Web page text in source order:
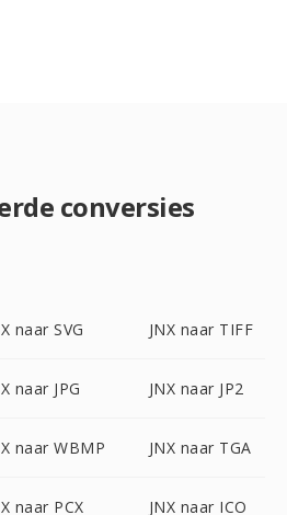
conversies
naar SVG JNX naar TIFF
naar JPG JNX naar JP2
naar WBMP JNX naar TGA
naar PCX JNX naar ICO